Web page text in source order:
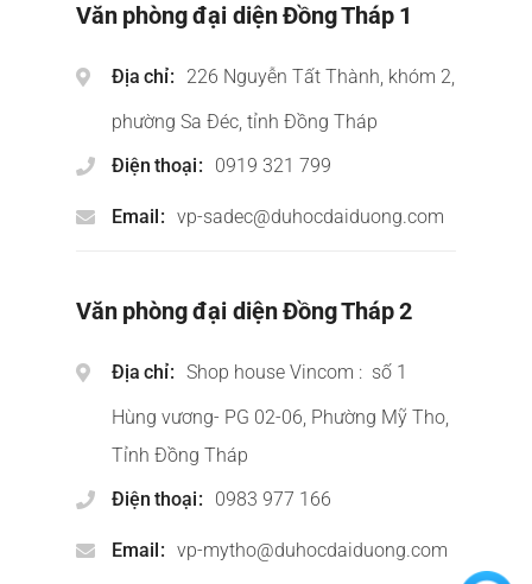
Văn phòng đại diện Đồng Tháp 1
Địa chỉ
226 Nguyễn Tất Thành, khóm 2,
phường Sa Đéc, tỉnh Đồng Tháp
Điện thoại
0919 321 799
Email vp-sadec@duhocdaiduong.com
Văn phòng đại diện Đồng Tháp 2
Địa chỉ
Shop house Vincom : số 1
Hùng vương- PG 02-06, Phường Mỹ Tho,
Tỉnh Đồng Tháp
Điện thoại
0983 977 166
Email vp-mytho@duhocdaiduong.com